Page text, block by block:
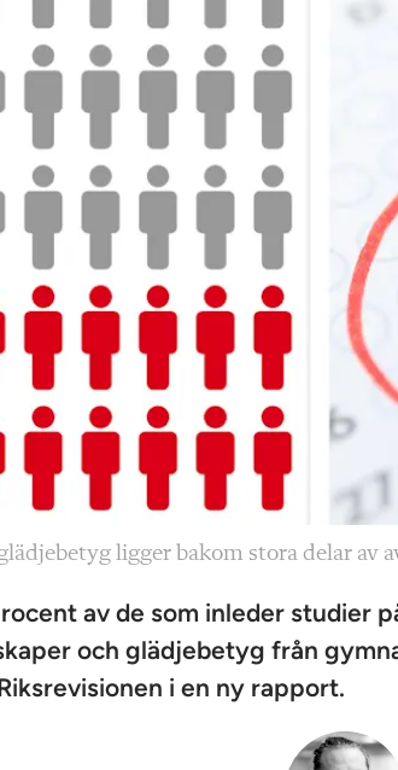
ligger bakom stora delar av
av de som inleder studier
och glädjebetyg från
i en ny rapport.